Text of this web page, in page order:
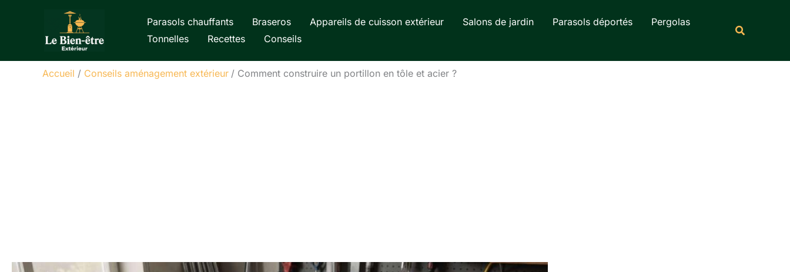
Parasols chauffants Braseros Appareils de cuisson extérieur Salons de jardin Parasols déportés
Pergolas
Tonnelles
Recettes Conseils
Accueil Conseils aménagement extérieur Comment construire un portillon en tôle et acier ?